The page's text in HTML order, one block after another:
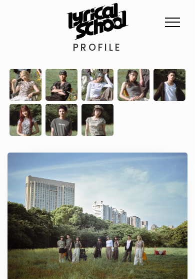
PROFILE
NEWS
PROFILE
SCHEDULE
DISCOGRAPHY
GOODS
FAN CLUB
TICKET